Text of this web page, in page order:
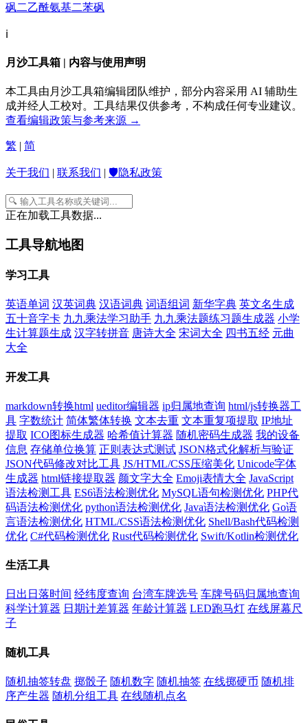
砜二乙酰氨基二苯砜
ℹ️
月沙工具箱 | 内容与使用声明
本工具由月沙工具箱编辑团队维护，部分内容采用 AI 辅助生
成并经人工校对。工具结果仅供参考，不构成任何专业建议。
查看编辑政策与参考来源 →
繁 | 简
关于我们 | 联系我们 | 🛡️隐私政策
正在加载工具数据...
工具导航地图
学习工具
英语单词 汉英词典 汉语词典 词语组词 新华字典 英文名生成
五十音字卡 九九乘法学习助手 九九乘法题练习题生成器 小学
生计算题生成 汉字转拼音 唐诗大全 宋词大全 四书五经 元曲
大全
开发工具
markdown转换html ueditor编辑器 ip归属地查询 html/js转换器工
具 字数统计 简体繁体转换 文本去重 文本重复项提取 IP地址
提取 ICO图标生成器 哈希值计算器 随机密码生成器 我的设备
信息 存储单位换算 正则表达式测试 JSON格式化解析与验证
JSON代码修改对比工具 JS/HTML/CSS压缩美化 Unicode字体
生成器 html链接提取器 颜文字大全 Emoji表情大全 JavaScript
语法检测工具 ES6语法检测优化 MySQL语句检测优化 PHP代
码语法检测优化 python语法检测优化 Java语法检测优化 Go语
言语法检测优化 HTML/CSS语法检测优化 Shell/Bash代码检测
优化 C#代码检测优化 Rust代码检测优化 Swift/Kotlin检测优化
生活工具
日出日落时间 经纬度查询 台湾车牌选号 车牌号码归属地查询
科学计算器 日期计差算器 年龄计算器 LED跑马灯 在线屏幕尺
子
随机工具
随机抽签转盘 掷骰子 随机数字 随机抽签 在线掷硬币 随机排
序产生器 随机分组工具 在线随机点名